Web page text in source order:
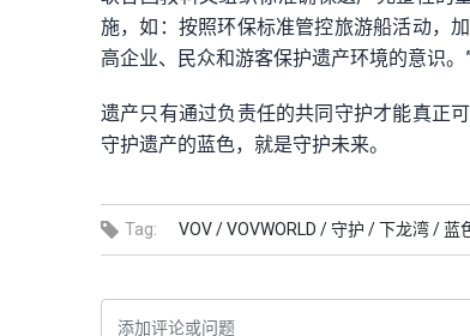
施，如：按照环保标准管控旅游船活动，
高企业、民众和游客保护遗产环境的意识。
遗产只有通过负责任的共同守护才能真正
守护遗产的蓝色，就是守护未来。
Tag: VOV /VOVWORLD /守护 /下龙湾 /蓝